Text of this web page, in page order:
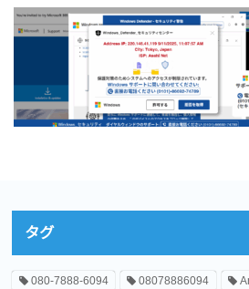
タグ
080-7888-6094 08078886094